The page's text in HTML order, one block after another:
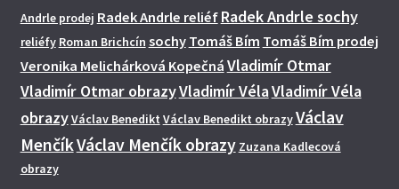
Andrle prodej Radek Andrle reliéf Radek Andrle sochy
reliéfy Roman Brichcín sochy Tomáš Bím Tomáš Bím prodej
Veronika Melichárková Kopečná Vladimír Otmar
Vladimír Otmar obrazyVladimír VélaVladimír Véla
obrazyVáclav Benedikt Václav Benedikt obrazyVáclav
MenčíkVáclav Menčík obrazy Zuzana Kadlecová
obrazy